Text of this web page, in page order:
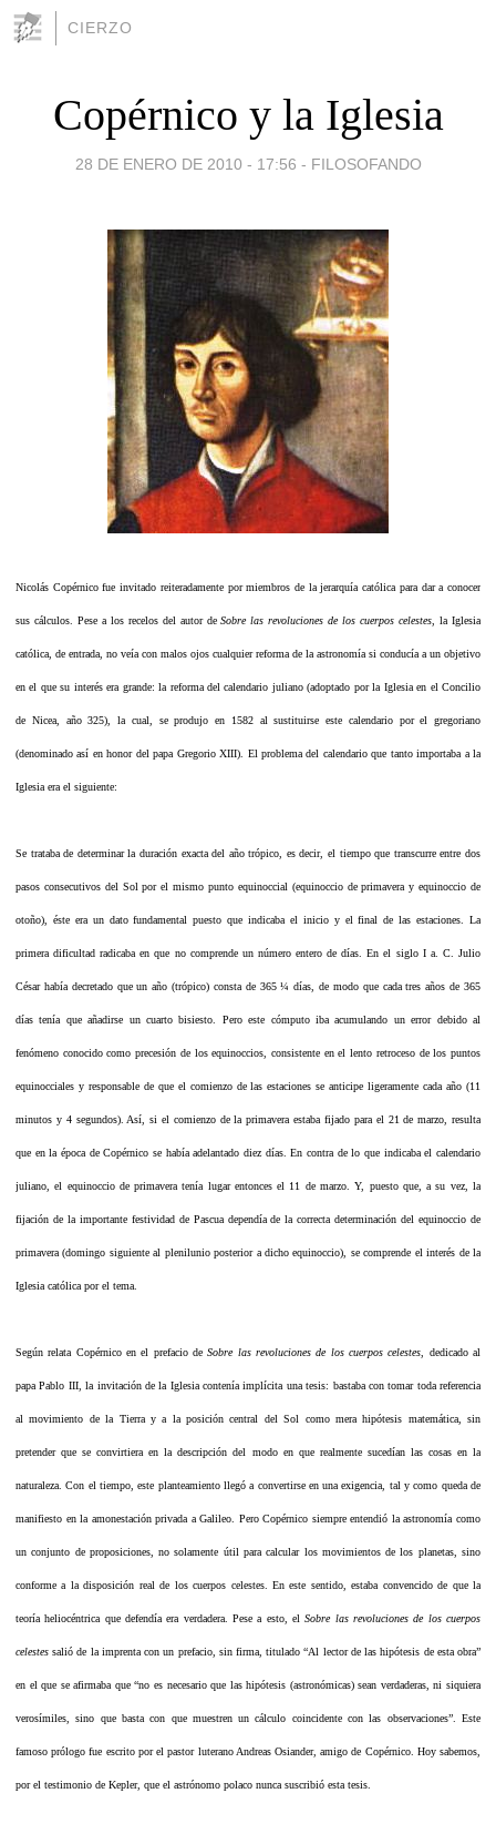
CIERZO
Copérnico y la Iglesia
28 DE ENERO DE 2010 - 17:56 - FILOSOFANDO
Nicolás Copérnico fue invitado reiteradamente por miembros de la jerarquía católica para dar a conocer
sus cálculos. Pese a los recelos del autor deSobre las revoluciones de los cuerpos celestes , la Iglesia
católica, de entrada, no veía con malos ojos cualquier reforma de la astronomía si conducía a un objetivo
en el que su interés era grande: la reforma del calendario juliano (adoptado por la Iglesia en el Concilio
de Nicea, año 325), la cual, se produjo en 1582 al sustituirse este calendario por el gregoriano
(denominado así en honor del papa Gregorio XIII). El problema del calendario que tanto importaba a la
Iglesia era el siguiente:
Se trataba de determinar la duración exacta del año trópico, es decir, el tiempo que transcurre entre dos
pasos consecutivos del Sol por el mismo punto equinoccial (equinoccio de primavera y equinoccio de
otoño), éste era un dato fundamental puesto que indicaba el inicio y el final de las estaciones. La
primera dificultad radicaba en que no comprende un número entero de días. En el siglo I a. C. Julio
César había decretado que un año (trópico) consta de 365 ¼ días, de modo que cada tres años de 365
días tenía que añadirse un cuarto bisiesto. Pero este cómputo iba acumulando un error debido al
fenómeno conocido como precesión de los equinoccios, consistente en el lento retroceso de los puntos
equinocciales y responsable de que el comienzo de las estaciones se anticipe ligeramente cada año (11
minutos y 4 segundos). Así, si el comienzo de la primavera estaba fijado para el 21 de marzo, resulta
que en la época de Copérnico se había adelantado diez días. En contra de lo que indicaba el calendario
juliano, el equinoccio de primavera tenía lugar entonces el 11 de marzo. Y, puesto que, a su vez, la
fijación de la importante festividad de Pascua dependía de la correcta determinación del equinoccio de
primavera (domingo siguiente al plenilunio posterior a dicho equinoccio), se comprende el interés de la
Iglesia católica por el tema.
Según relata Copérnico en el prefacio deSobre las revoluciones de los cuerpos celestes , dedicado al
papa Pablo III, la invitación de la Iglesia contenía implícita una tesis: bastaba con tomar toda referencia
al movimiento de la Tierra y a la posición central del Sol como mera hipótesis matemática, sin
pretender que se convirtiera en la descripción del modo en que realmente sucedían las cosas en la
naturaleza. Con el tiempo, este planteamiento llegó a convertirse en una exigencia, tal y como queda de
manifiesto en la amonestación privada a Galileo. Pero Copérnico siempre entendió la astronomía como
un conjunto de proposiciones, no solamente útil para calcular los movimientos de los planetas, sino
conforme a la disposición real de los cuerpos celestes. En este sentido, estaba convencido de que la
teoría heliocéntrica que defendía era verdadera. Pese a esto, elSobre las revoluciones de los cuerpos
celestes salió de la imprenta con un prefacio, sin firma, titulado “Al lector de las hipótesis de esta obra”
en el que se afirmaba que “no es necesario que las hipótesis (astronómicas) sean verdaderas, ni siquiera
verosímiles, sino que basta con que muestren un cálculo coincidente con las observaciones”. Este
famoso prólogo fue escrito por el pastor luterano Andreas Osiander, amigo de Copérnico. Hoy sabemos,
por el testimonio de Kepler, que el astrónomo polaco nunca suscribió esta tesis.